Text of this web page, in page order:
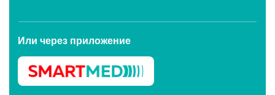
27
Сейчас открыто
Будни: c 07:00 до 20:00,
Или через приложение